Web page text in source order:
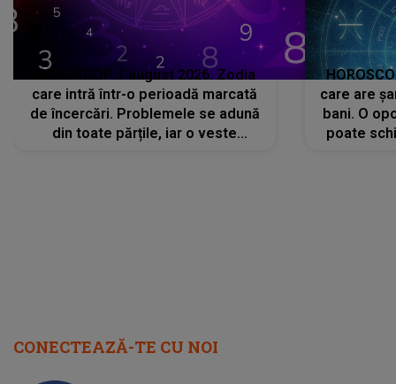
HOROSCOP 7 august 2026. Zodia
care intră într-o perioadă marcată
de încercări. Problemele se adună
din toate părțile, iar o veste
care are
bani. O
poate
CONECTEAZĂ-TE CU NOI